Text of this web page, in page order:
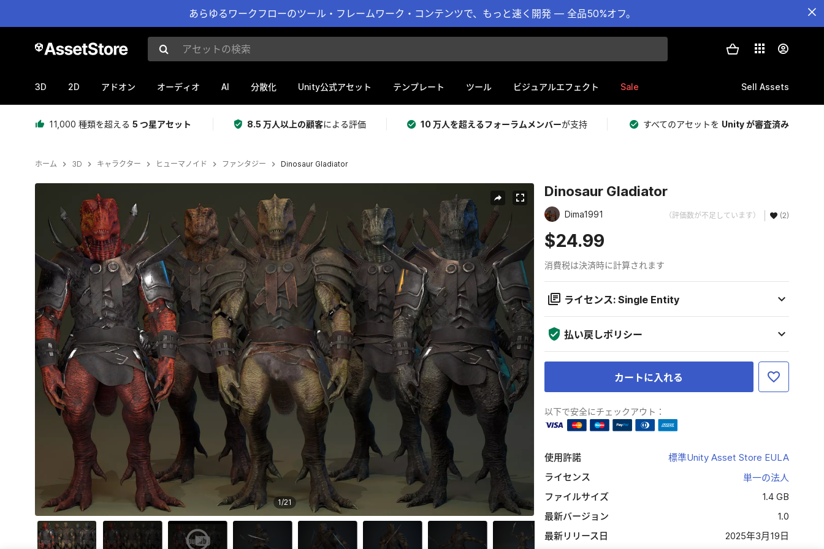
あらゆるワークフローのツール・フレームワーク・コンテンツで、もっと速く開発 — 全品50%オフ。
アセットの検索
3D 2D アドオン オーディオ AI 分散化 Unity公式アセット テンプレート ツール ビジュアルエフェクト Sale Sell Assets
11,000 種類を超える 5 つ星アセット 8.5 万人以上の顧客による評価 10 万人を超えるフォーラムメンバーが支持 すべてのアセットを Unity が審査済み
ホーム 3D キャラクター ヒューマノイド ファンタジー Dinosaur Gladiator
現在のスライド：1 / 21
1/21
Dinosaur Gladiator
Dima1991 （評価数が不足しています） (2)
$24.99
消費税は決済時に計算されます
ライセンス: Single Entity
払い戻しポリシー
カートに入れる
以下で安全にチェックアウト：
使用許諾
標準Unity Asset Store EULA
ライセンス
単一の法人
ファイルサイズ
1.4 GB
最新バージョン
1.0
最新リリース日
2025年3月19日